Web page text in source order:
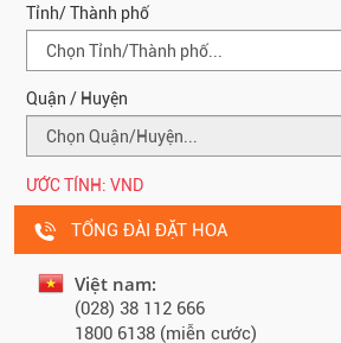
Tỉnh/ Thành phố
Quận / Huyện
ƯỚC TÍNH: VND
TỔNG ĐÀI ĐẶT HOA
Việt nam:
(028) 38 112 666
1800 6138 (miễn cước)